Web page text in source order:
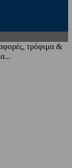
τρόφιμα &